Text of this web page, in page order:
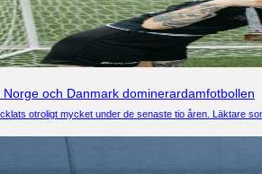
Norge och Danmark dominerardamfotbollen
otroligt mycket under de senaste tio åren. Läktare